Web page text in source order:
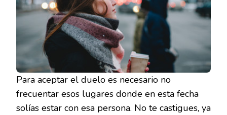
Para aceptar el duelo es necesario no
frecuentar esos lugares donde en esta fecha
solías estar con esa persona. No te castigues, ya